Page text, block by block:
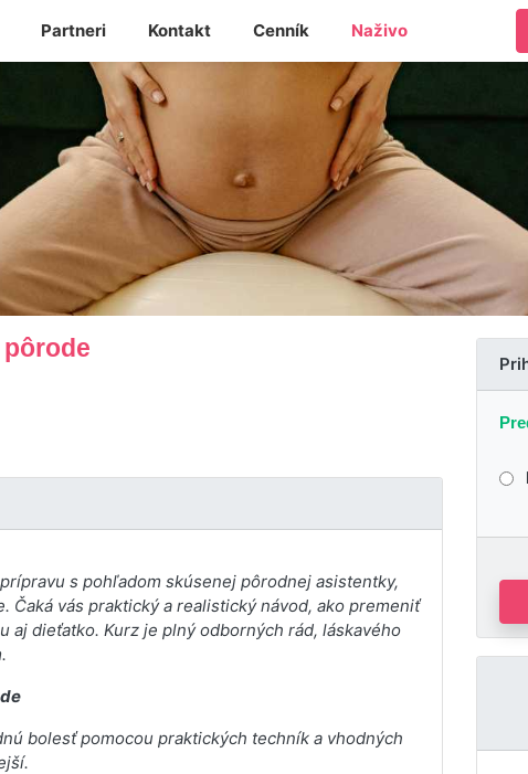
Partneri Kontakt Cenník Naživo
s pohľadom skúsenej pôrodnej asistentky,
vás praktický a realistický návod, ako premeniť
aj dieťatko. Kurz je plný odborných rád, láskavého
bolesť pomocou praktických techník a vhodných